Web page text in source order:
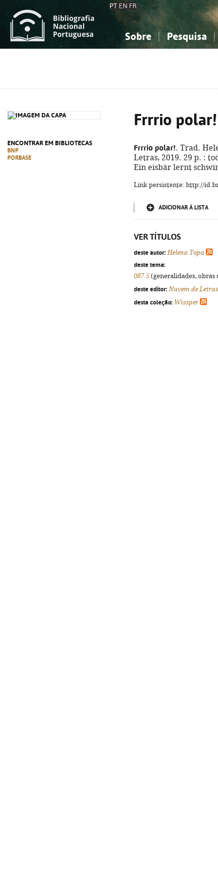
PT EN FR
Sobre Pesquisa
ENCONTRAR EM BIBLIOTECAS
BNP
PORBASE
Frrrio polar!
Frrrio polar!. Trad.
Letras, 2019. 29 p. :
Ein eisbär lernt
Link persistente: http://
ADICIONAR À LISTA
VER TÍTULOS
deste autor: Helena Topa
deste tema:
087.5 (generalidades,
deste editor: Nuvem de Letras
desta coleção: Wissper